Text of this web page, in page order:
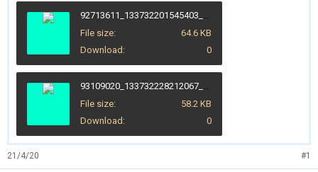
92713611_133732201545403_7555401653294202880_o.jpg
File size
64.6 KB
Download
0
93109020_133732228212067_4484845987679961088_o.jpg
File size
58.2 KB
Download
0
21/4/20 #1